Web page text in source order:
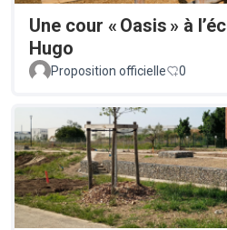
Une cour « Oasis » à
Hugo
Proposition officielle 0